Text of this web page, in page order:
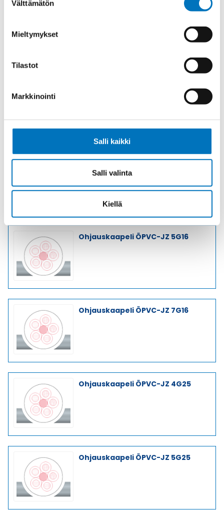
valinta
Välttämätön
Mieltymykset
Tilastot
Markkinointi
Salli kaikki
Salli valinta
Kiellä
Ohjauskaapeli ÖPVC-JZ 7G10
Ohjauskaapeli ÖPVC-JZ 4G16
Ohjauskaapeli ÖPVC-JZ 5G16
Ohjauskaapeli ÖPVC-JZ 7G16
Ohjauskaapeli ÖPVC-JZ 4G25
Ohjauskaapeli ÖPVC-JZ 5G25